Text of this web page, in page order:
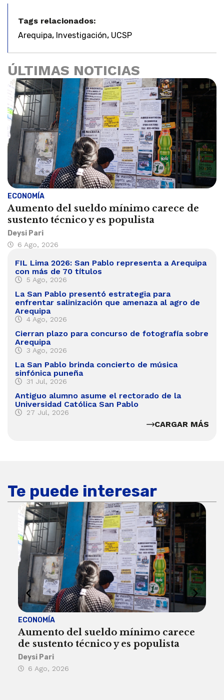
Tags relacionados:
Arequipa, Investigación, UCSP
ÚLTIMAS NOTICIAS
ECONOMÍA
Aumento del sueldo mínimo carece de
sustento técnico y es populista
Deysi Pari
6 Ago, 2026
FIL Lima 2026: San Pablo representa a Arequipa
con más de 70 títulos
5 Ago, 2026
La San Pablo presentó estrategia para
enfrentar salinización que amenaza al agro de
Arequipa
4 Ago, 2026
Cierran plazo para concurso de fotografía sobre
Arequipa
3 Ago, 2026
La San Pablo brinda concierto de música
sinfónica puneña
31 Jul, 2026
Antiguo alumno asume el rectorado de la
Universidad Católica San Pablo
27 Jul, 2026
CARGAR MÁS
Te puede interesar
ECONOMÍA
Aumento del sueldo mínimo carece
de sustento técnico y es populista
Deysi Pari
6 Ago, 2026